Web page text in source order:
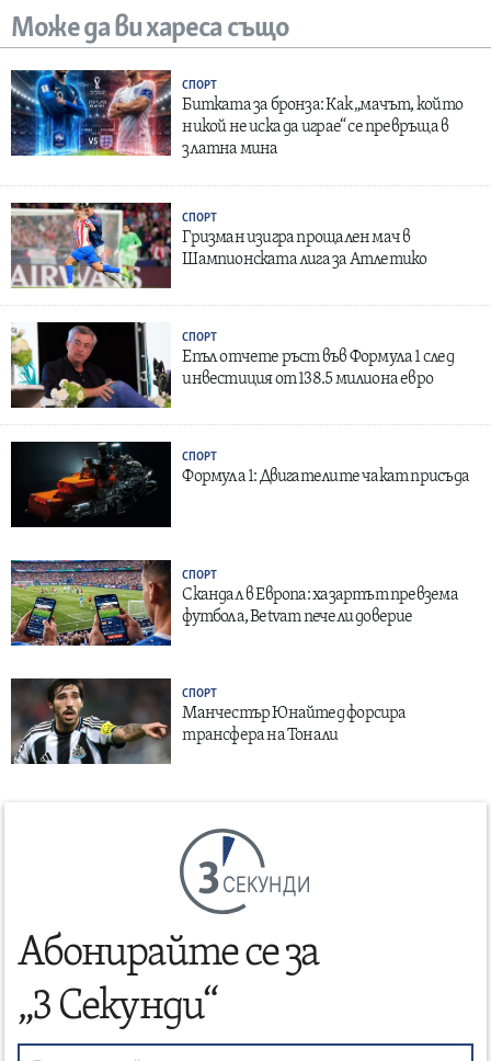
Може да ви хареса също
СПОРТ
Битката за бронза: Как „мачът, който
никой не иска да играе“ се превръща в
златна мина
СПОРТ
Гризман изигра прощален мач в
Шампионската лига за Атлетико
СПОРТ
Епъл отчете ръст във Формула 1 след
инвестиция от 138.5 милиона евро
СПОРТ
Формула 1: Двигателите чакат присъда
СПОРТ
Скандал в Европа: хазартът превзема
футбола, Betvam печели доверие
СПОРТ
Манчестър Юнайтед форсира
трансфера на Тонали
СЕКУНДИ
Абонирайте се за
„3 Секунди“